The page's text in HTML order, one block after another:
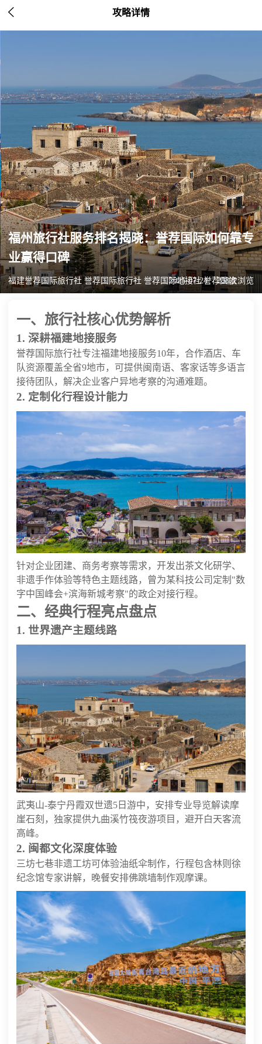
 攻略详情
福州旅行社服务排名揭晓：誉荐国际如何靠专
业赢得口碑
福建誉荐国际旅行社 誉荐国际旅行社 誉荐国际地接社 誉荐国旅
2025-07-24 288次浏览
一、旅行社核心优势解析
1. 深耕福建地接服务
誉荐国际旅行社专注福建地接服务10年，合作酒店、车
队资源覆盖全省9地市，可提供闽南语、客家话等多语言
接待团队，解决企业客户异地考察的沟通难题。
2. 定制化行程设计能力
针对企业团建、商务考察等需求，开发出茶文化研学、
非遗手作体验等特色主题线路，曾为某科技公司定制"数
字中国峰会+滨海新城考察"的政企对接行程。
二、经典行程亮点盘点
1. 世界遗产主题线路
武夷山-泰宁丹霞双世遗5日游中，安排专业导览解读摩
崖石刻，独家提供九曲溪竹筏夜游项目，避开白天客流
高峰。
2. 闽都文化深度体验
三坊七巷非遗工坊可体验油纸伞制作，行程包含林则徐
纪念馆专家讲解，晚餐安排佛跳墙制作观摩课。